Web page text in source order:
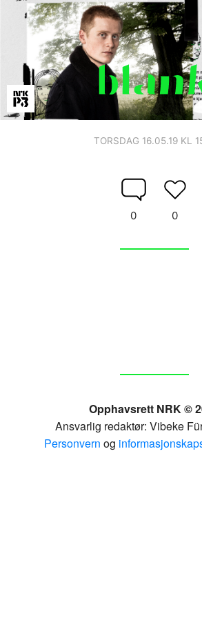
TORSDAG 16.05.19 KL
0 0
Opphavsrett NRK ©
Ansvarlig redaktør: Vibeke
Personvern og